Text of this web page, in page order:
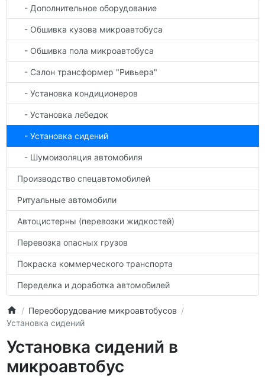
- Дополнительное оборудование
- Обшивка кузова микроавтобуса
- Обшивка пола микроавтобуса
- Салон трансформер "Ривьера"
- Установка кондиционеров
- Установка лебедок
- Установка сидений
- Шумоизоляция автомобиля
Производство спецавтомобилей
Ритуальные автомобили
Автоцистерны (перевозки жидкостей)
Перевозка опасных грузов
Покраска коммерческого транспорта
Переделка и доработка автомобилей
Переоборудование микроавтобусов
Установка сидений
Установка сидений в
микроавтобус